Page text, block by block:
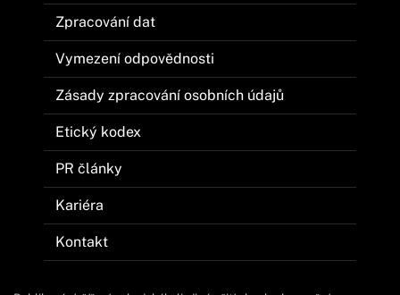
Zpracování dat
Vymezení odpovědnosti
Zásady zpracování osobních údajů
Etický kodex
PR články
Kariéra
Kontakt